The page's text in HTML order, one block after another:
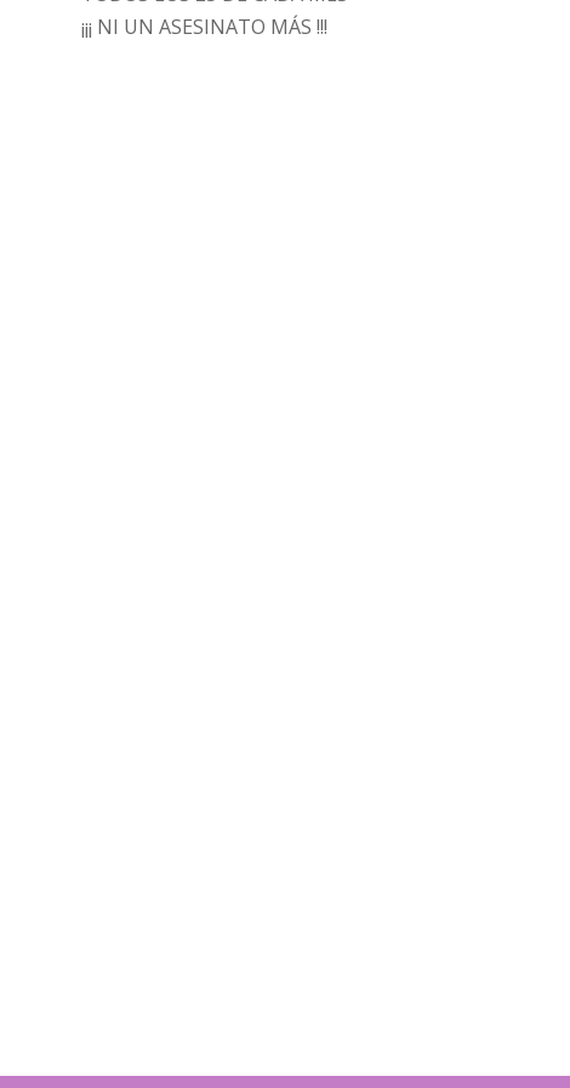
¡¡¡ NI UN ASESINATO MÁS !!!